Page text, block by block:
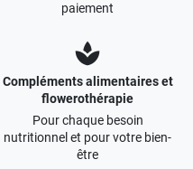
paiement
spa
Compléments alimentaires et
flowerothérapie
Pour chaque besoin
nutritionnel et pour votre bien-
être